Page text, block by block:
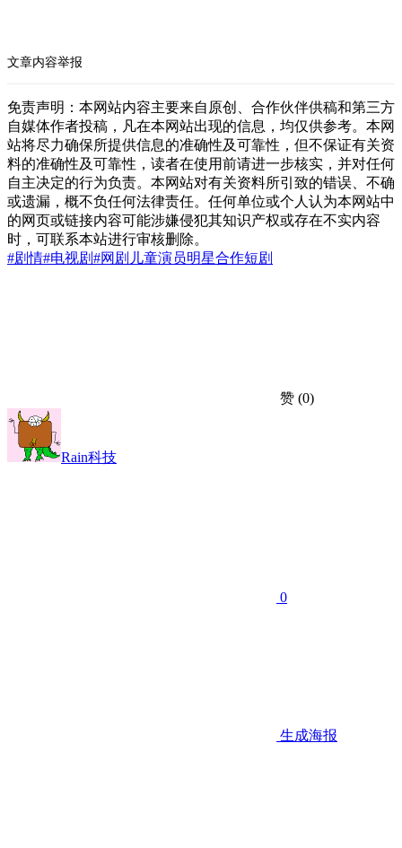
文章内容举报
免责声明：本网站内容主要来自原创、合作伙伴供稿和第三方
自媒体作者投稿，凡在本网站出现的信息，均仅供参考。本网
站将尽力确保所提供信息的准确性及可靠性，但不保证有关资
料的准确性及可靠性，读者在使用前请进一步核实，并对任何
自主决定的行为负责。本网站对有关资料所引致的错误、不确
或遗漏，概不负任何法律责任。任何单位或个人认为本网站中
的网页或链接内容可能涉嫌侵犯其知识产权或存在不实内容
时，可联系本站进行审核删除。
#剧情#电视剧#网剧 儿童演员明星合作短剧
赞 (0)
Rain科技
0
生成海报